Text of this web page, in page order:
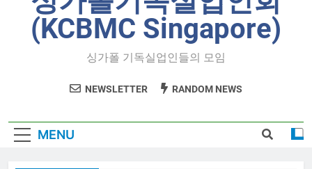
(KCBMC Singapore)
싱가폴 기독실업인들의 모임
NEWSLETTER RANDOM NEWS
MENU